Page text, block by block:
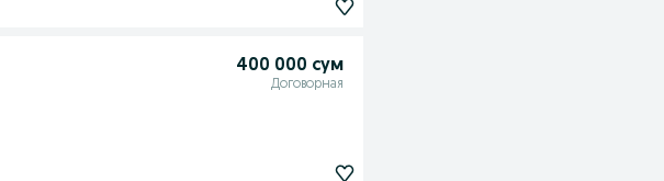
400 000 сум
Договорная